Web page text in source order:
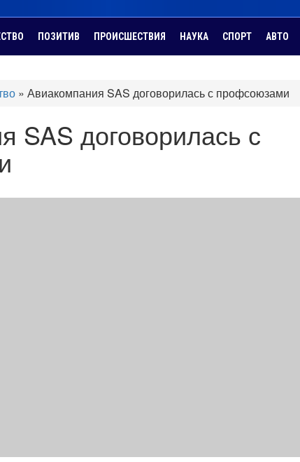
ПОЗИТИВ ПРОИСШЕСТВИЯ НАУКА СПОРТ АВТО
» Авиакомпания SAS договорилась с профсоюзами
SAS договорилась с